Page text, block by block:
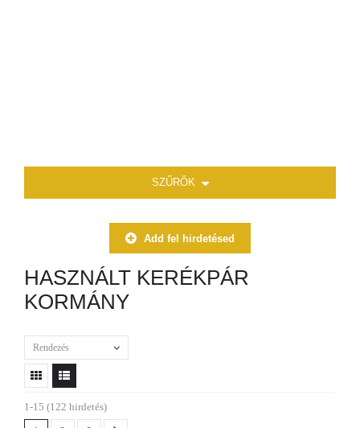
SZŰRŐK
Add fel hirdetésed
HASZNÁLT KERÉKPÁR
KORMÁNY
Rendezés
1-15 (122 hirdetés)